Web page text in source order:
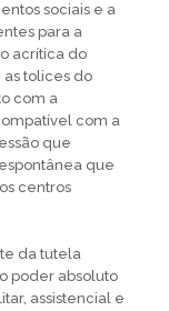
sociais e a
para a
acrítica do
as tolices do
com a
com a
que
que
centros
da tutela
poder absoluto
assistencial e